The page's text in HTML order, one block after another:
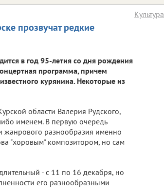
прозвучат редкие
Культура
в год 95-летия со дня рождения
программа, причем
курянина. Некоторые из
области Валерия Рудского,
именем. В первую очередь
жанрового разнообразия именно
"хоровым" композитором, но сам
- с 11 по 16 декабря, но
его разнообразными